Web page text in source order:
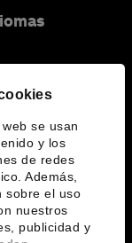
se usan
y los
de redes
Además,
sobre el uso
nuestros
publicidad y